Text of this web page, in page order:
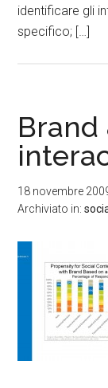
identificare gli
specifico; […]
Brand
18 novembre
Archiviato in: